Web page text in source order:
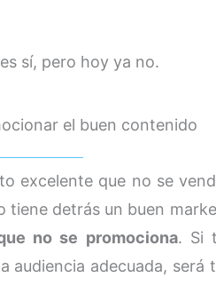
sí, pero hoy ya no.
el buen contenido
excelente que no se
detrás un buen
no se promociona. Si
adecuada, será